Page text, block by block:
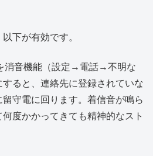
下が有効です。
消音機能（設定→電話→不明な
ると、連絡先に登録されていな
守電に回ります。着信音が鳴ら
度かかってきても精神的なスト